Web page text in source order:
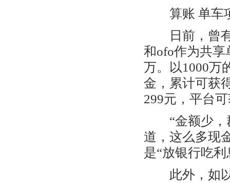
算账 单车项
日前，曾有
和ofo作为共享
万。以1000万
金，累计可获
299元，平台
“金额少，群
道，这么多现
是“放银行吃
此外，如以